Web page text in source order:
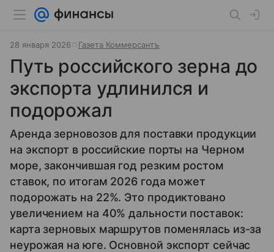
28 января 2026 Газета Коммерсантъ
Путь российского зерна до
экспорта удлинился и
подорожал
Аренда зерновозов для поставки продукции
на экспорт в российские порты на Черном
море, закончившая год резким ростом
ставок, по итогам 2026 года может
подорожать на 22%. Это продиктовано
увеличением на 40% дальности поставок:
карта зерновых маршрутов поменялась из-за
неурожая на юге. Основной экспорт сейчас